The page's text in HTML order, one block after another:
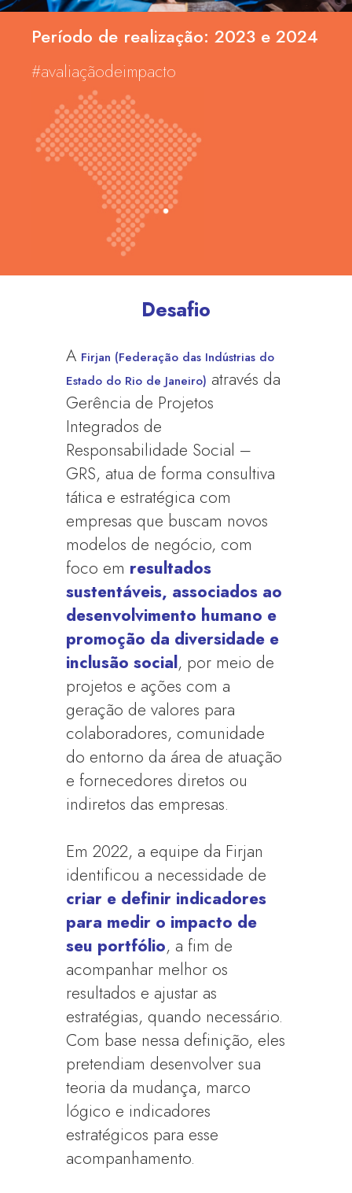
Período de realização: 2023 e 2024
#avaliaçãodeimpacto
Desafio
A Firjan (Federação das Indústrias do
Estado do Rio de Janeiro) através da
Gerência de Projetos
Integrados de
Responsabilidade Social –
GRS, atua de forma consultiva
tática e estratégica com
empresas que buscam novos
modelos de negócio, com
foco em resultados
sustentáveis, associados ao
desenvolvimento humano e
promoção da diversidade e
inclusão social, por meio de
projetos e ações com a
geração de valores para
colaboradores, comunidade
do entorno da área de atuação
e fornecedores diretos ou
indiretos das empresas.
Em 2022, a equipe da Firjan
identificou a necessidade de
criar e definir indicadores
para medir o impacto de
seu portfólio, a fim de
acompanhar melhor os
resultados e ajustar as
estratégias, quando necessário.
Com base nessa definição, eles
pretendiam desenvolver sua
teoria da mudança, marco
lógico e indicadores
estratégicos para esse
acompanhamento.